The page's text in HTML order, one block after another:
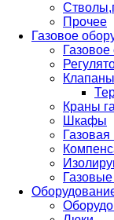
Прочее
Газовое
Клапаны
Краны
Шкафы